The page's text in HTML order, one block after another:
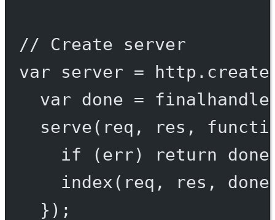
// Create server
var server = http.
var done =
serve(req, res,
if (err) return done
index (req, res,
});